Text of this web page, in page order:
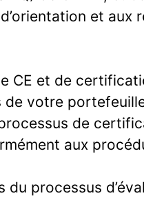
et aux
CE et de
de votre
de
aux
du processus